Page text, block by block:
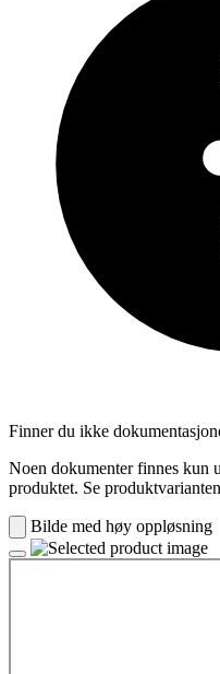
Finner du ikke
Noen dokumenter finnes kun
produktet. Se
Bilde med høy oppløsning